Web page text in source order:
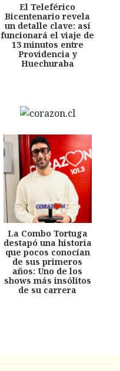
El Teleférico
Bicentenario revela
un detalle clave: así
funcionará el viaje de
13 minutos entre
Providencia y
Huechuraba
La Combo Tortuga
destapó una historia
que pocos conocían
de sus primeros
años: Uno de los
shows más insólitos
de su carrera